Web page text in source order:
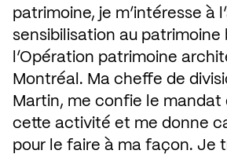
patrimoine, je m’intéresse à
sensibilisation au patrimoine
l’Opération patrimoine
Montréal. Ma cheffe de
Martin, me confie le mandat
cette activité et me donne
pour le faire à ma façon. Je